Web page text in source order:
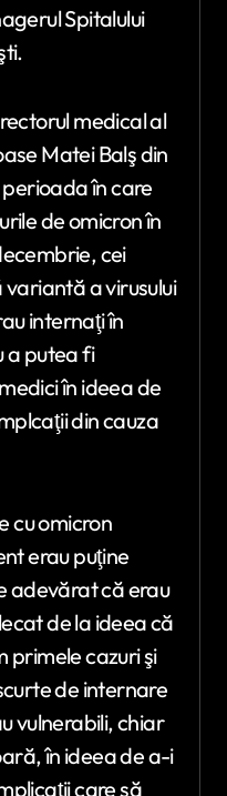
Spitalului
medical al
Matei Balş din
în care
de omicron în
cei
a virusului
internaţi în
a putea fi
în ideea de
din cauza
cu omicron
erau puţine
adevărat că erau
de la ideea că
primele cazuri şi
de internare
vulnerabili, chiar
în ideea de a-i
care să